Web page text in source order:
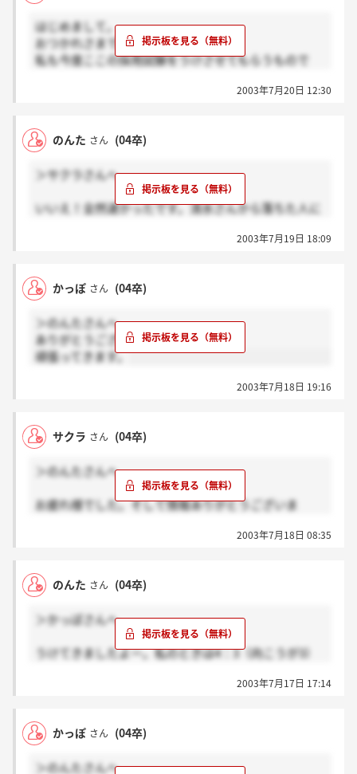
はじめまして。
おつかれさまでした。
私も今度ここの採用試験をうけさせてもらうもので
のんたさん、筆記試験はどのようなものだったか差し
英語などは出題されましたか？
いきなり参加して質問で本当に申し訳ないんですが、
か？よろしくお願い致します。
2003年7月20日 12:30
のんた さん (04卒)
＞サクラさんへ
いいえ！全然速かったです。清水さんから落ちた人に
2003年7月19日 18:09
かっぽ さん (04卒)
＞のんたさんへ
ありがとうございました！
頑張ってきます。
2003年7月18日 19:16
サクラ さん (04卒)
＞のんたさんへ
お疲れ様でした。そして情報ありがとうございま
のんたんさんは営業志望なんですね。
ひとつ聞きたいんですけど、結果が出るまで時間かか
りそうですか？私は来週面接なんですが、内定承諾書
す。
2003年7月18日 08:35
のんた さん (04卒)
＞かっぽさんへ
うけてきましたよー。私のときは4：3（向こうが3）
●学部で学んだこと→それをわが社でどう活かすか
●アルバイトについて→学んだこと・長所は？
…の3つでした。特に研究テーマについては「結論は
2003年7月17日 17:14
かっぽ さん (04卒)
＞のんたさんへ